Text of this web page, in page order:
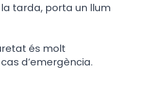
tarda, porta un llum
és molt
d’emergència.